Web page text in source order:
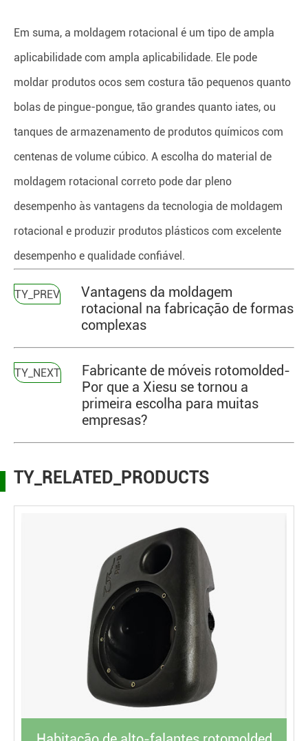
Em suma, a moldagem rotacional é um tipo de ampla
aplicabilidade com ampla aplicabilidade. Ele pode
moldar produtos ocos sem costura tão pequenos quanto
bolas de pingue-pongue, tão grandes quanto iates, ou
tanques de armazenamento de produtos químicos com
centenas de volume cúbico. A escolha do material de
moldagem rotacional correto pode dar pleno
desempenho às vantagens da tecnologia de moldagem
rotacional e produzir produtos plásticos com excelente
desempenho e qualidade confiável.
TY_PREV
Vantagens da moldagem
rotacional na fabricação de formas
complexas
TY_NEXT
Fabricante de móveis rotomolded-
Por que a Xiesu se tornou a
primeira escolha para muitas
empresas?
TY_RELATED_PRODUCTS